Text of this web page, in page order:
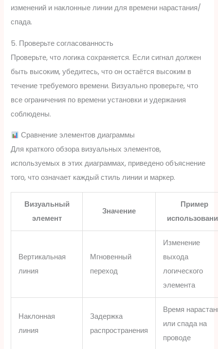
изменений и наклонные линии для времени нарастания/
спада.
5. Проверьте согласованность
Проверьте, что логика сохраняется. Если сигнал должен
быть высоким, убедитесь, что он остаётся высоким в
течение требуемого времени. Визуально проверьте, что
все ограничения по времени установки и удержания
соблюдены.
Сравнение элементов диаграммы
Для краткого обзора визуальных элементов,
используемых в этих диаграммах, приведено объяснение
того, что означает каждый стиль линии и маркер.
Визуальный
элемент
Значение
Пример
Вертикальная
линия
Мгновенный
переход
Изменение
выхода
логического
элемента
Наклонная
линия
Задержка
распространения
Время
или спада на
проводе